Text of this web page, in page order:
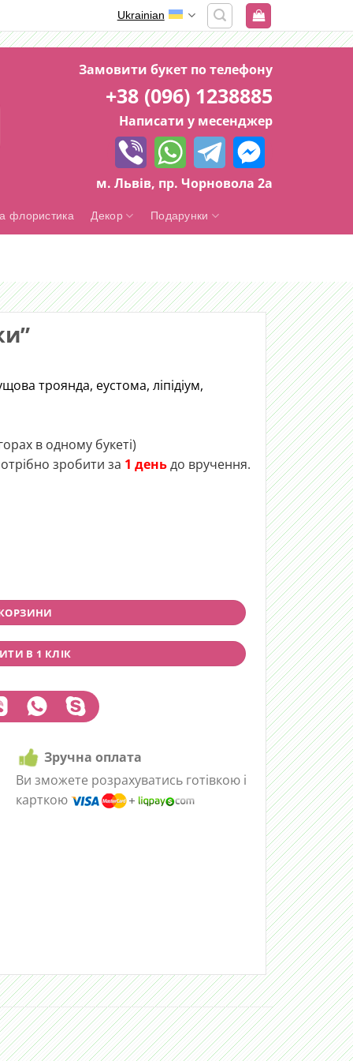
Ukrainian
Замовити букет по телефону
+38 (096) 1238885
Написати у месенджер
м. Львів, пр. Чорновола 2а
флористика Декор Подарунки
троянда, еустома, ліпідіум,
в одному букеті)
зробити за 1 деньдо вручення.
В 1 КЛІК
Зручна оплата
Ви зможете розрахуватись готівкою і
карткою